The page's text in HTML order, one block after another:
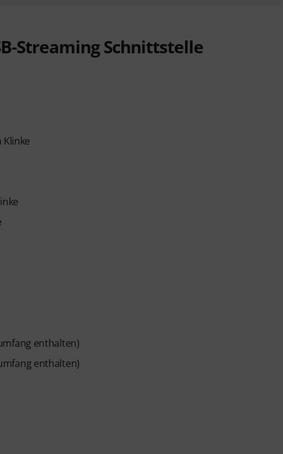
Streaming Schnittstelle
Klinke
enthalten)
enthalten)